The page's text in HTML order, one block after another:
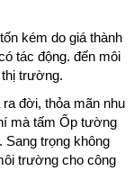
kém do giá thành
tác động. đến môi
trường.
đời, thỏa mãn nhu
mà tấm Ốp tường
Sang trọng không
trường cho công